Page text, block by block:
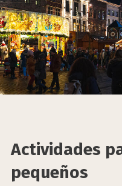
Actividades
pequeños